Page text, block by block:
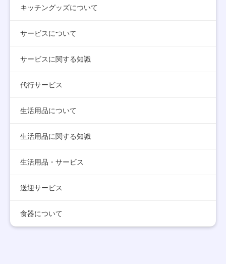
キッチングッズについて
サービスについて
サービスに関する知識
代行サービス
生活用品について
生活用品に関する知識
生活用品・サービス
送迎サービス
食器について